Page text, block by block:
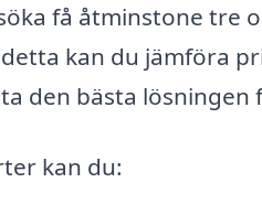
få åtminstone tre
kan du jämföra
den bästa lösningen
kan du: